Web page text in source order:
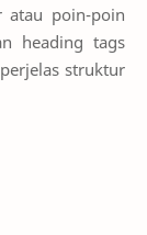
atau poin-poin
heading tags
struktur